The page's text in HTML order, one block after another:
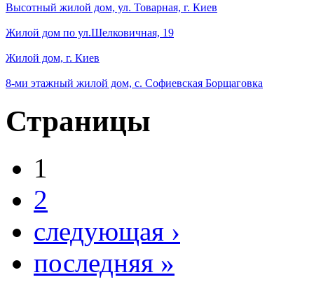
Высотный жилой дом, ул. Товарная, г. Киев
Жилой дом по ул.Шелковичная, 19
Жилой дом, г. Киев
8-ми этажный жилой дом, с. Софиевская Борщаговка
Страницы
1
2
следующая ›
последняя »